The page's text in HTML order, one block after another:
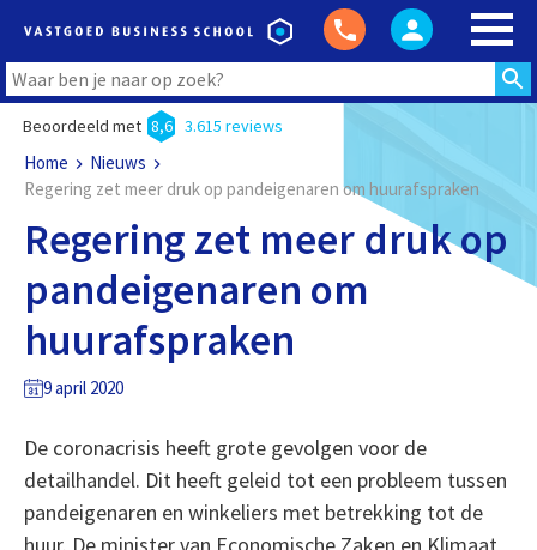
Beoordeeld met 8,6 3.615 reviews
Home
Nieuws
Regering zet meer druk op pandeigenaren om huurafspraken
Regering zet meer druk op
pandeigenaren om
huurafspraken
9 april 2020
De coronacrisis heeft grote gevolgen voor de
detailhandel. Dit heeft geleid tot een probleem tussen
pandeigenaren en winkeliers met betrekking tot de